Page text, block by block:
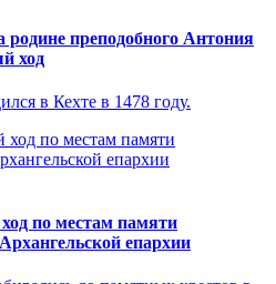
родине преподобного Антония
ход
в Кехте в 1478 году.
по местам памяти
епархии